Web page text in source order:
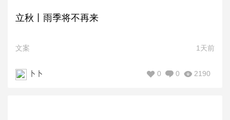
立秋丨雨季将不再来
文案 1天前
卜卜 2190
0
0